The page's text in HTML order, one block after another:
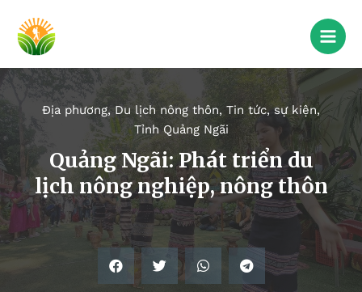
Địa phương, Du lịch nông thôn, Tin tức, sự kiện,
Tỉnh Quảng Ngãi
Quảng Ngãi: Phát triển du
lịch nông nghiệp, nông thôn